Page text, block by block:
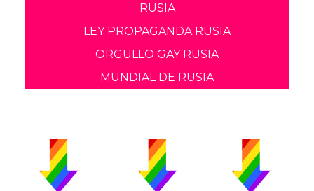
RUSIA
LEY PROPAGANDA RUSIA
ORGULLO GAY RUSIA
MUNDIAL DE RUSIA